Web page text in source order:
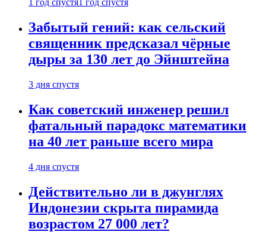
1 год спустя 1 год спустя
Забытый гений: как сельский
священник предсказал чёрные
дыры за 130 лет до Эйнштейна
3 дня спустя
Как советский инженер решил
фатальный парадокс математики
на 40 лет раньше всего мира
4 дня спустя
Действительно ли в джунглях
Индонезии скрыта пирамида
возрастом 27 000 лет?